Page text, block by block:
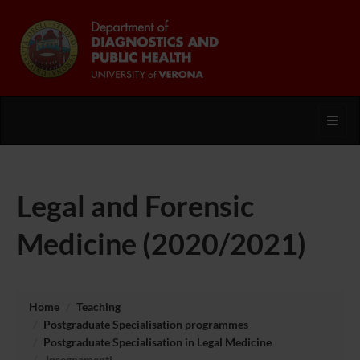
Legal and Forensic
Medicine (2020/2021)
Home
Teaching
Postgraduate Specialisation programmes
Postgraduate Specialisation in Legal Medicine